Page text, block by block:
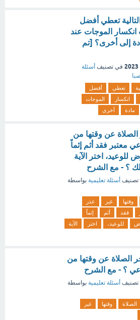
تعطي أفضل
الموجات عند
إلى أخرى؟ [تم
في تصنيف أسئلة
تعطي
أفضل
انكسار
الموجات
مادة أخرى
عن وقتها من
معتبر فقد أثم إثماً
للوعيد، اختر الآية
؟ - مع الشرح
أسئلة تعليمية بواسطة
وقتها غير
عذر
فقد أثم
إثماً
للوعيد، اختر
الآية
الصلاة عن وقتها من
؟ - مع الشرح
أسئلة تعليمية بواسطة
الصلاة وقتها
غير